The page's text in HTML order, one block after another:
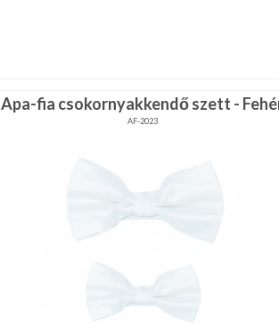
Apa-fia csokornyakkendő szett -
AF-2023